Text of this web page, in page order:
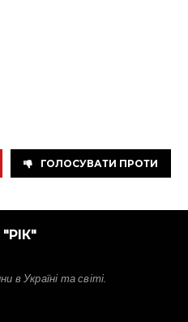
ГОЛОСУВАТИ ПРОТИ
в Україні та світі.